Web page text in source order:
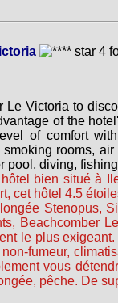
Le Victoria to
of the
of comfort
smoking rooms,
pool, diving,
bien situé à
cet hôtel 4.5
Stenopus,
Beachcomber
le plus
fumeur,
vous
pêche. De